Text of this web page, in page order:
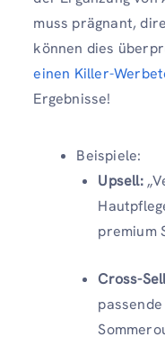
muss prägnant,
können dies
einen Killer-
Ergebnisse!
Beispiele:
Upsell:
premium
Cross-